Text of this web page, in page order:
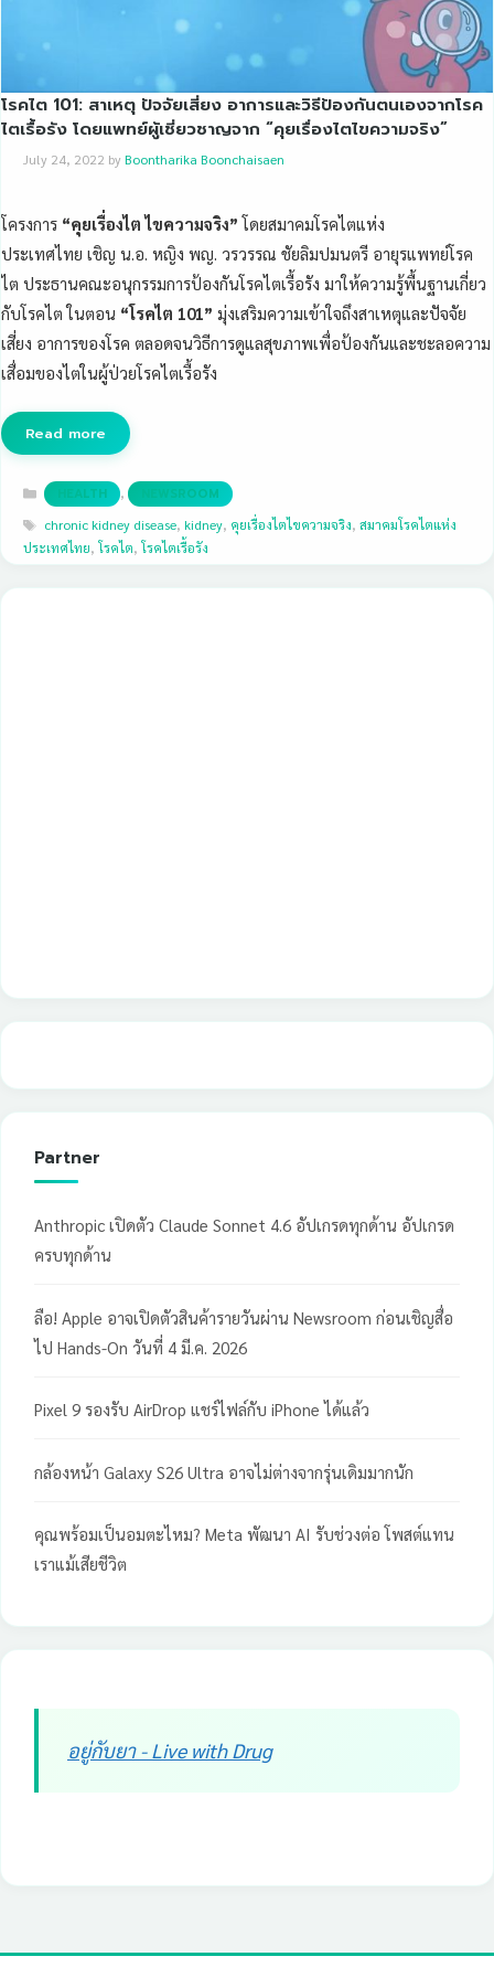
โรคไต 101: สาเหตุ ปัจจัยเสี่ยง อาการและวิธีป้องกันตนเองจากโรค
ไตเรื้อรัง โดยแพทย์ผู้เชี่ยวชาญจาก “คุยเรื่องไตไขความจริง”
July 24, 2022 by Boontharika Boonchaisaen
โครงการ “คุยเรื่องไต ไขความจริง” โดยสมาคมโรคไตแห่ง
ประเทศไทย เชิญ น.อ. หญิง พญ. วรวรรณ ชัยลิมปมนตรี อายุรแพทย์โรค
ไต ประธานคณะอนุกรรมการป้องกันโรคไตเรื้อรัง มาให้ความรู้พื้นฐานเกี่ยว
กับโรคไต ในตอน “โรคไต 101” มุ่งเสริมความเข้าใจถึงสาเหตุและปัจจัย
เสี่ยง อาการของโรค ตลอดจนวิธีการดูแลสุขภาพเพื่อป้องกันและชะลอความ
เสื่อมของไตในผู้ป่วยโรคไตเรื้อรัง
Read more
Categories
HEALTH , NEWSROOM
Tags
chronic kidney disease, kidney, คุยเรื่องไตไขความจริง,สมาคมโรคไตแห่ง
ประเทศไทย, โรคไต, โรคไตเรื้อรัง
Partner
Anthropic เปิดตัว Claude Sonnet 4.6 อัปเกรดทุกด้าน อัปเกรด
ครบทุกด้าน
ลือ! Apple อาจเปิดตัวสินค้ารายวันผ่าน Newsroom ก่อนเชิญสื่อ
ไป Hands-On วันที่ 4 มี.ค. 2026
Pixel 9 รองรับ AirDrop แชร์ไฟล์กับ iPhone ได้แล้ว
กล้องหน้า Galaxy S26 Ultra อาจไม่ต่างจากรุ่นเดิมมากนัก
คุณพร้อมเป็นอมตะไหม? Meta พัฒนา AI รับช่วงต่อ โพสต์แทน
เราแม้เสียชีวิต
อยู่กับยา - Live with Drug